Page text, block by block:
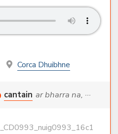
Corca Dhuibhne
cantain ar bharra na, ···